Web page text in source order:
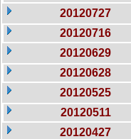
20120727
20120716
20120629
20120628
20120525
20120511
20120427